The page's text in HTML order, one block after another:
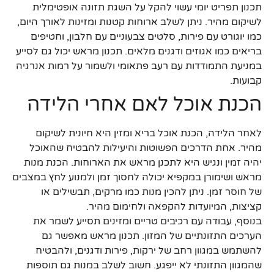
תכנון תפריט יומי עשוי להקל על השגת תזונה אופטימלית
לשיקום מהיר. ניתן לשלב ארוחות קטנות ומזינות לאורך היום,
כמו יוגורט עם פירות, סלטים צבעוניים עם חלבון, וחטיפים
בריאים כמו אגוזים ודגנים מלאים. תכנון מראש יכול גם לסייע
במניעת התמודדות עם רעב פתאומי ולשמור על רמות אנרגיה
קבועות.
הכנת אוכל לאם אחרי הלידה
לאחר הלידה, הכנת אוכל בריא ומזין היא חיונית לשיקום
מהיר. אחת הדרכים הפשוטות והיעילות להבטיח שהאוכל
יהיה זמין ונגיש היא לתכנן מראש את הארוחות. הכנת מנות
מראש ושימורן במקפיא יכולה לחסוך זמן ולמנוע לחץ במצבים
של חוסר זמן. ניתן להכין מנות כמו מרקים, תבשילים או
קציצות, המיועדות להקפאה ולחימום מהיר.
בנוסף, עבודה עם רכיבים טריים ומזינים תסייע לשמר את
הערכים התזונתיים של המזון. תכנון מראש מאפשר גם
להשתמש במגוון רחב של ירקות, פירות ודגנים, ולהבטיח
שהמגוון התזונתי לא ייפגע. חשוב לשלב במנות גם תוספות